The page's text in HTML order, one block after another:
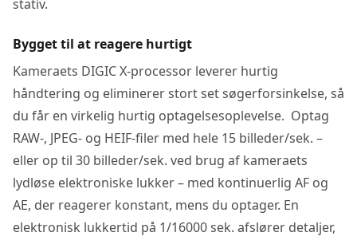
stativ.
Bygget til at reagere hurtigt
Kameraets DIGIC X-processor leverer hurtig
håndtering og eliminerer stort set søgerforsinkelse, så
du får en virkelig hurtig optagelsesoplevelse. Optag
RAW-, JPEG- og HEIF-filer med hele 15 billeder/sek. –
eller op til 30 billeder/sek. ved brug af kameraets
lydløse elektroniske lukker – med kontinuerlig AF og
AE, der reagerer konstant, mens du optager. En
elektronisk lukkertid på 1/16000 sek. afslører detaljer,